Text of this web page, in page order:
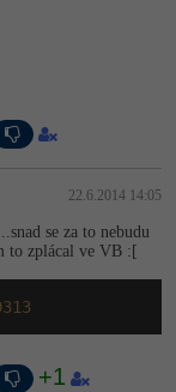
22.6.2014 14:05
se za to nebudu
to zplácal ve VB :[
+1